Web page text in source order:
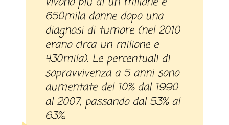
650mila donne dopo una
diagnosi di tumore (nel 2010
erano circa un milione e
430mila). Le percentuali di
sopravvivenza a 5 anni sono
aumentate del 10% dal 1990
al 2007, passando dal 53% al
63%.